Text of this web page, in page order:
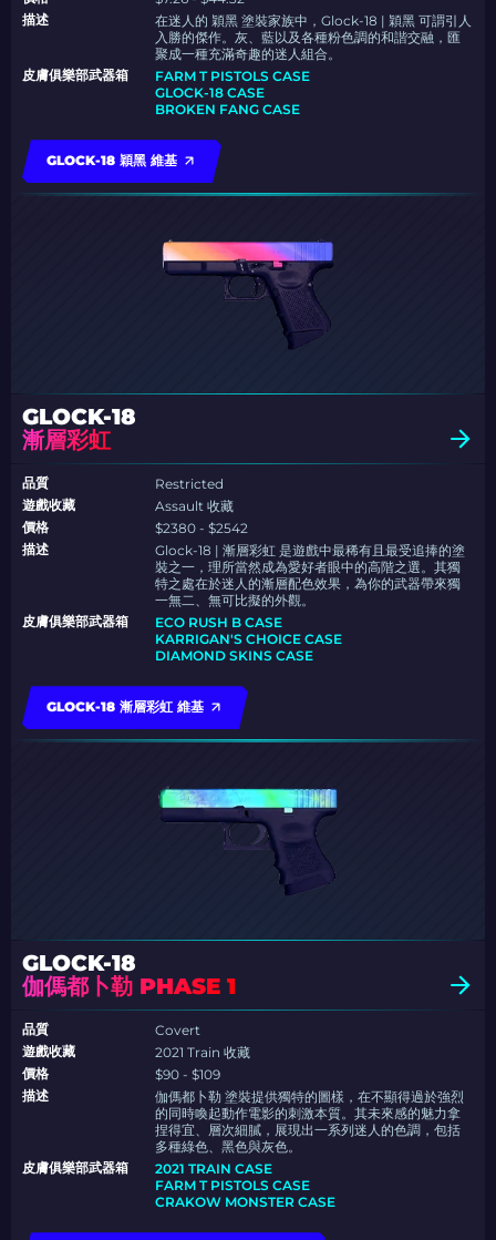
描述
在迷人的 穎黑 塗裝家族中，Glock-18 | 穎黑 可謂引人
入勝的傑作。灰、藍以及各種粉色調的和諧交融，匯
聚成一種充滿奇趣的迷人組合。
皮膚俱樂部武器箱
FARM T PISTOLS CASE
GLOCK-18 CASE
BROKEN FANG CASE
GLOCK-18 穎黑 維基
GLOCK-18
漸層彩虹
品質
Restricted
遊戲收藏
Assault 收藏
價格
$2380 - $2542
描述
Glock-18 | 漸層彩虹 是遊戲中最稀有且最受追捧的塗
裝之一，理所當然成為愛好者眼中的高階之選。其獨
特之處在於迷人的漸層配色效果，為你的武器帶來獨
一無二、無可比擬的外觀。
皮膚俱樂部武器箱
ECO RUSH B CASE
KARRIGAN'S CHOICE CASE
DIAMOND SKINS CASE
GLOCK-18 漸層彩虹 維基
GLOCK-18
伽傌都卜勒 PHASE 1
品質
Covert
遊戲收藏
2021 Train 收藏
價格
$90 - $109
描述
伽傌都卜勒 塗裝提供獨特的圖樣，在不顯得過於強烈
的同時喚起動作電影的刺激本質。其未來感的魅力拿
捏得宜、層次細膩，展現出一系列迷人的色調，包括
多種綠色、黑色與灰色。
皮膚俱樂部武器箱
2021 TRAIN CASE
FARM T PISTOLS CASE
CRAKOW MONSTER CASE